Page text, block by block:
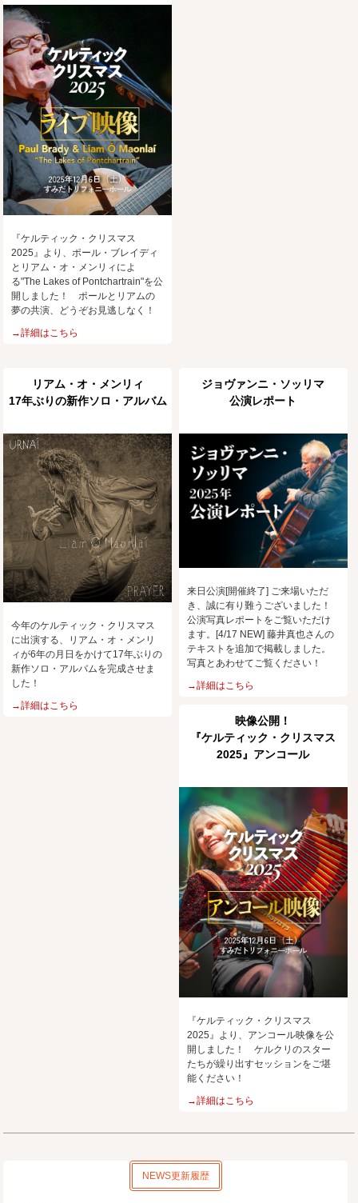
『ケルティック・クリスマス
2025』より、ポール・ブレイディ
とリアム・オ・メンリィによ
る"The Lakes of Pontchartrain"を公
開しました！ ポールとリアムの
夢の共演、どうぞお見逃しなく！
→詳細はこちら
リアム・オ・メンリィ
17年ぶりの新作ソロ・アルバム
今年のケルティック・クリスマス
に出演する、リアム・オ・メンリ
ィが6年の月日をかけて17年ぶりの
新作ソロ・アルバムを完成させま
した！
→詳細はこちら
ジョヴァンニ・ソッリマ
公演レポート
来日公演[開催終了] ご来場いただ
き、誠に有り難うございました！
公演写真レポートをご覧いただけ
ます。[4/17 NEW] 藤井真也さんの
テキストを追加で掲載しました。
写真とあわせてご覧ください！
→詳細はこちら
映像公開！
『ケルティック・クリスマス
2025』アンコール
『ケルティック・クリスマス
2025』より、アンコール映像を公
開しました！ ケルクリのスター
たちが繰り出すセッションをご堪
能ください！
→詳細はこちら
NEWS更新履歴